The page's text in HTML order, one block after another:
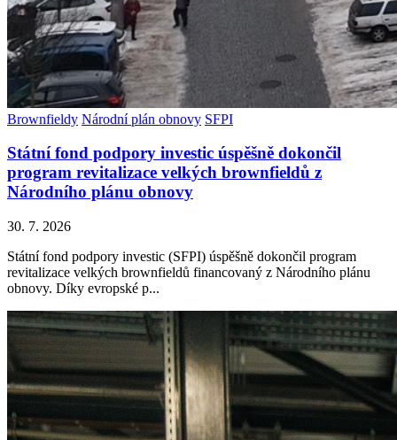
Brownfieldy Národní plán obnovy SFPI
Státní fond podpory investic úspěšně dokončil
program revitalizace velkých brownfieldů z
Národního plánu obnovy
30. 7. 2026
Státní fond podpory investic (SFPI) úspěšně dokončil program
revitalizace velkých brownfieldů financovaný z Národního plánu
obnovy. Díky evropské p...